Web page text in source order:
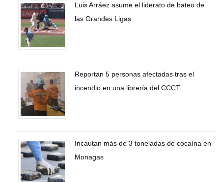
Luis Arráez asume el liderato de bateo de
las Grandes Ligas
Reportan 5 personas afectadas tras el
incendio en una librería del CCCT
Incautan más de 3 toneladas de cocaína en
Monagas